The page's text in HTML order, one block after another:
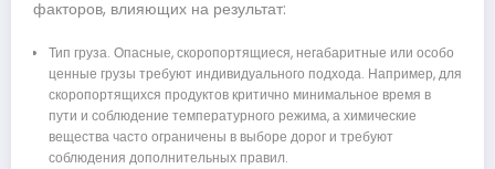
факторов, влияющих на результат:
Тип груза. Опасные, скоропортящиеся, негабаритные или особо
ценные грузы требуют индивидуального подхода. Например, для
скоропортящихся продуктов критично минимальное время в
пути и соблюдение температурного режима, а химические
вещества часто ограничены в выборе дорог и требуют
соблюдения дополнительных правил.